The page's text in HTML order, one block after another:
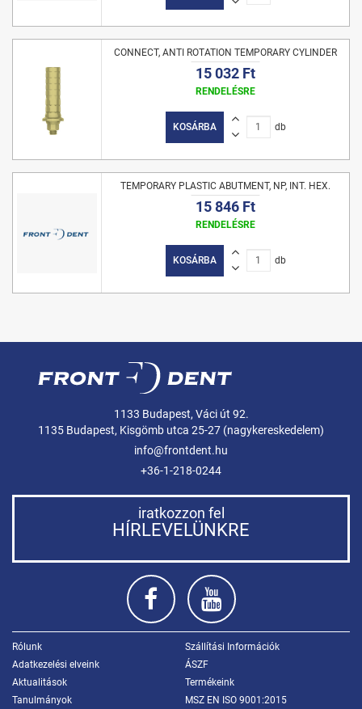
CONNECT, ANTI ROTATION TEMPORARY CYLINDER
15 032 Ft
RENDELÉSRE
KOSÁRBA db
TEMPORARY PLASTIC ABUTMENT, NP, INT. HEX.
15 846 Ft
RENDELÉSRE
KOSÁRBA db
1133 Budapest, Váci út 92.
1135 Budapest, Kisgömb utca 25-27 (nagykereskedelem)
info@frontdent.hu
+36-1-218-0244
iratkozzon fel
HÍRLEVELÜNKRE
Rólunk
Szállítási Információk
Adatkezelési elveink
ÁSZF
Aktualitások
Termékeink
Tanulmányok
MSZ EN ISO 9001:2015